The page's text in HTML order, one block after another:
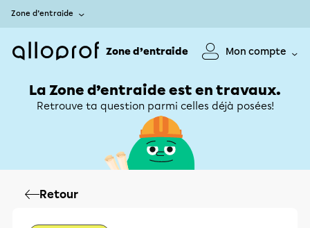
Zone d’entraide
Zone d’entraide Mon compte
La Zone d’entraide est en travaux.
Retrouve ta question parmi celles déjà posées!
Retour